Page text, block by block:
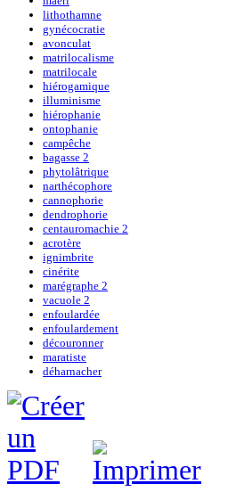
lithothamne
gynécocratie
avonculat
matrilocalisme
matrilocale
hiérogamique
illuminisme
hiérophanie
ontophanie
campêche
bagasse 2
phytolâtrique
narthécophore
cannophorie
dendrophorie
centauromachie 2
acrotère
ignimbrite
cinérite
marégraphe 2
vacuole 2
enfoulardée
enfoulardement
découronner
maratiste
déharnacher